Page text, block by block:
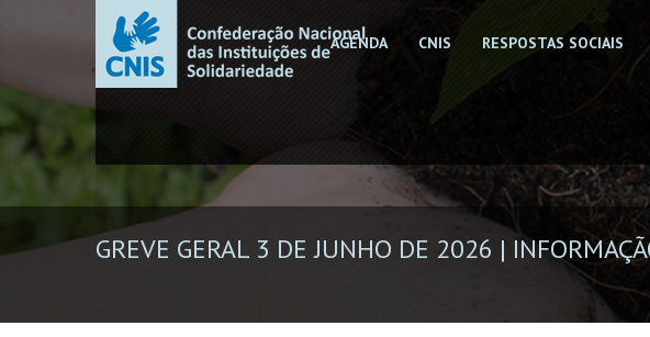
AGENDA CNIS RESPOSTAS SOCIAIS
GREVE GERAL 3 DE JUNHO DE 2026 |